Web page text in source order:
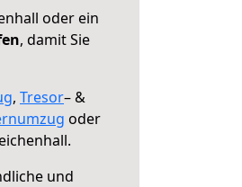
oder ein
, damit Sie
, Tresor– &
oder
und